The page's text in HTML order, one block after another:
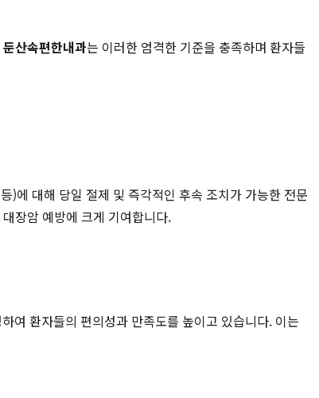
둔산속편한내과는 이러한 엄격한 기준을 충족하며 환자들
)에 대해 당일 절제 및 즉각적인 후속 조치가 가능한 전문
장암 예방에 크게 기여합니다.
여 환자들의 편의성과 만족도를 높이고 있습니다. 이는